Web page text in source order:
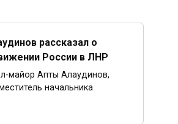
рассказал о
России в ЛНР
майор Апты Алаудинов,
начальника